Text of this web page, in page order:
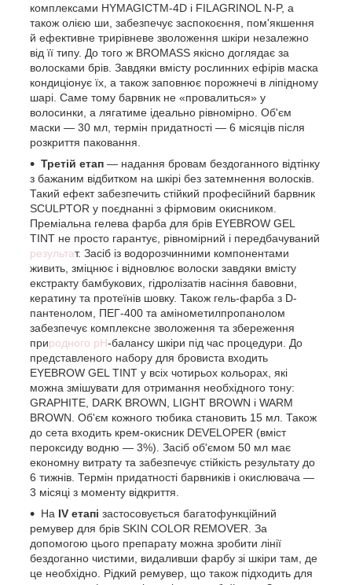
комплексами HYMAGICTM-4D і FILAGRINOL N-P, а
також олією ши, забезпечує заспокоєння, пом'якшення
й ефективне трирівневе зволоження шкіри незалежно
від її типу. До того ж BROMASS якісно доглядає за
волосками брів. Завдяки вмісту рослинних ефірів маска
кондиціонує їх, а також заповнює порожнечі в ліпідному
шарі. Саме тому барвник не «провалиться» у
волосинки, а лягатиме ідеально рівномірно. Об'єм
маски — 30 мл, термін придатності — 6 місяців після
розкриття паковання.
Третій етап — надання бровам бездоганного відтінку
з бажаним відбитком на шкірі без затемнення волосків.
Такий ефект забезпечить стійкий професійний барвник
SCULPTOR у поєднанні з фірмовим окисником.
Преміальна гелева фарба для брів EYEBROW GEL
TINT не просто гарантує, рівномірний і передбачуваний
результат. Засіб із водорозчинними компонентами
живить, зміцнює і відновлює волоски завдяки вмісту
екстракту бамбукових, гідролізатів насіння бавовни,
кератину та протеїнів шовку. Також гель-фарба з D-
пантенолом, ПЕГ-400 та амінометилпропанолом
забезпечує комплексне зволоження та збереження
природного pH-балансу шкіри під час процедури. До
представленого набору для бровиста входить
EYEBROW GEL TINT у всіх чотирьох кольорах, які
можна змішувати для отримання необхідного тону:
GRAPHITE, DARK BROWN, LIGHT BROWN і WARM
BROWN. Об'єм кожного тюбика становить 15 мл. Також
до сета входить крем-окисник DEVELOPER (вміст
пероксиду водню — 3%). Засіб об'ємом 50 мл має
економну витрату та забезпечує стійкість результату до
6 тижнів. Термін придатності барвників і окислювача —
3 місяці з моменту відкриття.
На IV етапі застосовується багатофункційний
ремувер для брів SKIN COLOR REMOVER. За
допомогою цього препарату можна зробити лінії
бездоганно чистими, видаливши фарбу зі шкіри там, де
це необхідно. Рідкий ремувер, що також підходить для